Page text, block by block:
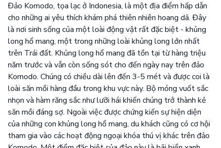
Đảo Komodo, tọa lạc ở Indonesia, là một địa điểm hấp dẫn
cho những ai yêu thích khám phá thiên nhiên hoang dã. Đây
là nơi sinh sống của một loài động vật rất đặc biệt - khủng
long hổ mang, một trong những loài khủng long lớn nhất
trên Trái đất. Khủng long hổ mang đã tồn tại từ hàng triệu
năm trước và vẫn còn sống sót cho đến ngày nay trên đảo
Komodo. Chúng có chiều dài lên đến 3-5 mét và được coi là
loài săn mồi hàng đầu trong khu vực này. Bộ móng vuốt sắc
nhọn và hàm răng sắc như lưỡi hái khiến chúng trở thành kẻ
săn mồi đáng sợ. Ngoài việc được chứng kiến ​​sự hiện diện
của những con khủng long hổ mang, du khách cũng có cơ hội
tham gia vào các hoạt động ngoại khóa thú vị khác trên đảo